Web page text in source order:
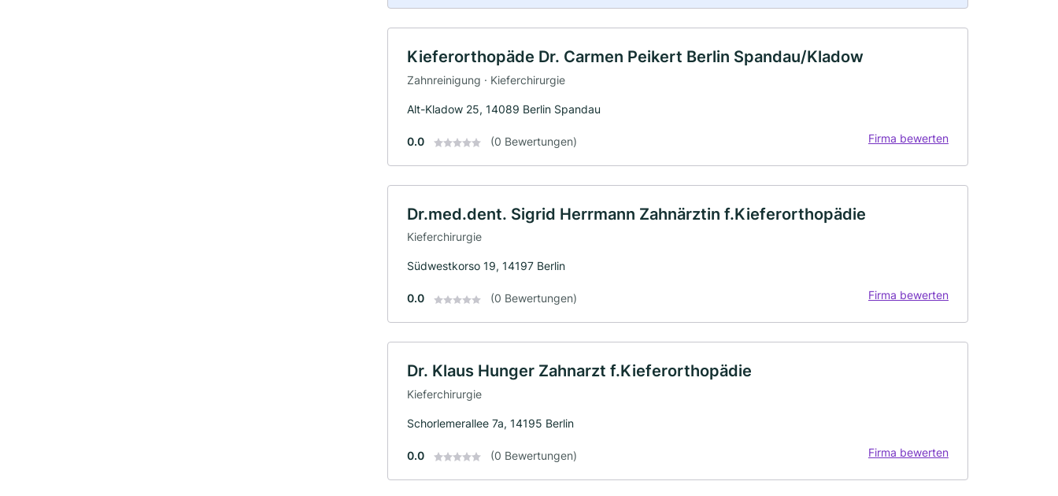
Kieferorthopäde Dr. Carmen Peikert Berlin Spandau/Kladow
Zahnreinigung · Kieferchirurgie
Alt-Kladow 25, 14089 Berlin Spandau
0.0 (0 Bewertungen) Firma bewerten
Dr.med.dent. Sigrid Herrmann Zahnärztin f.Kieferorthopädie
Kieferchirurgie
Südwestkorso 19, 14197 Berlin
0.0 (0 Bewertungen) Firma bewerten
Dr. Klaus Hunger Zahnarzt f.Kieferorthopädie
Kieferchirurgie
Schorlemerallee 7a, 14195 Berlin
0.0 (0 Bewertungen) Firma bewerten